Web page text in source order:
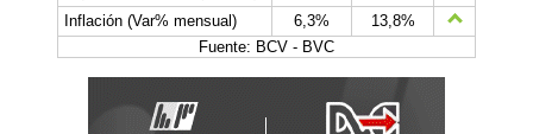
Inflación (Var% mensual)
6,3%
13,8%
Fuente: BCV - BVC